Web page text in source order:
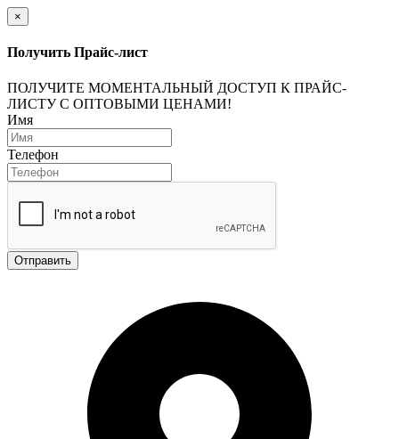
×
Получить Прайс-лист
ПОЛУЧИТЕ МОМЕНТАЛЬНЫЙ ДОСТУП К ПРАЙС-
ЛИСТУ С ОПТОВЫМИ ЦЕНАМИ!
Имя
Телефон
Отправить